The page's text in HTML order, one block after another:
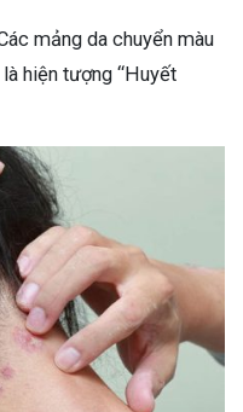
mảng da chuyển màu
hiện tượng “Huyết